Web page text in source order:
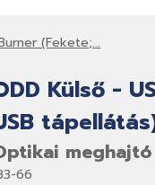
(Fekete;...
Külső -
meghajtó
66